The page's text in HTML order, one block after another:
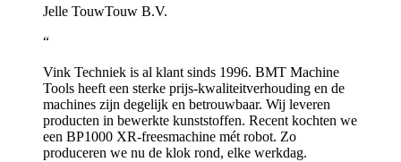
Jelle TouwTouw B.V.
“
Vink Techniek is al klant sinds 1996. BMT Machine
Tools heeft een sterke prijs-kwaliteitverhouding en de
machines zijn degelijk en betrouwbaar. Wij leveren
producten in bewerkte kunststoffen. Recent kochten we
een BP1000 XR-freesmachine mét robot. Zo
produceren we nu de klok rond, elke werkdag.